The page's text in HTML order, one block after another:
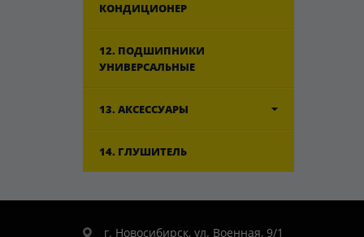
КОНДИЦИОНЕР
12. ПОДШИПНИКИ
УНИВЕРСАЛЬНЫЕ
13. АКСЕССУАРЫ
14. ГЛУШИТЕЛЬ
г. Новосибирск, ул. Военная, 9/1